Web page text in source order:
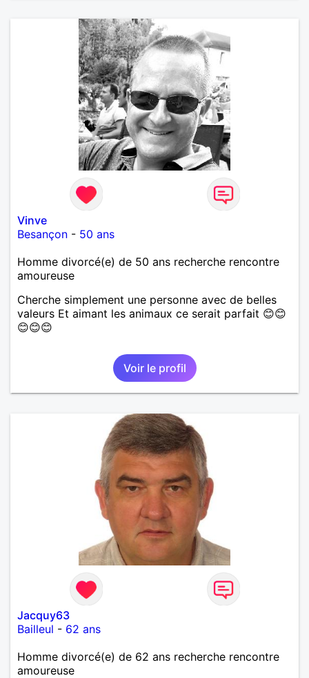
Vinve
Besançon - 50 ans
Homme divorcé(e) de 50 ans recherche rencontre
amoureuse
Cherche simplement une personne avec de belles
valeurs Et aimant les animaux ce serait parfait 😊😊
😊😊😊
Voir le profil
Jacquy63
Bailleul - 62 ans
Homme divorcé(e) de 62 ans recherche rencontre
amoureuse